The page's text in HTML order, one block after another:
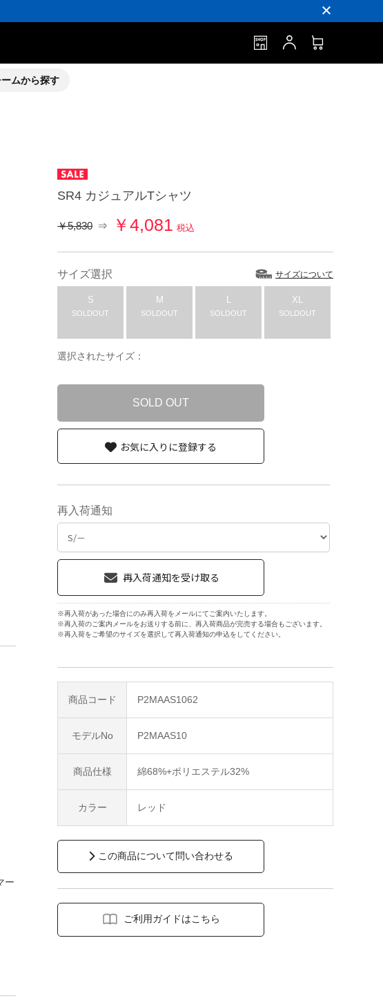
ント！
ント！
ムから探す
ー
SR4 カジュアルTシャツ
￥5,830 ⇒ ￥4,081 税込
サイズ選択 サイズについて
S
SOLDOUT
M
SOLDOUT
L
SOLDOUT
XL
SOLDOUT
選択されたサイズ：
SOLD OUT
商品コード P2MAAS1062
モデルNo P2MAAS10
商品仕様 綿68%+ポリエステル32%
カラー レッド
この商品について問い合わせる
ご利用ガイドはこちら
再入荷通知
※再入荷があった場合にのみ再入荷をメールにてご案内いたします。
※再入荷のご案内メールをお送りする前に、再入荷商品が完売する場合もございます。
※再入荷をご希望のサイズを選択して再入荷通知の申込をしてください。
お気に入りに登録する